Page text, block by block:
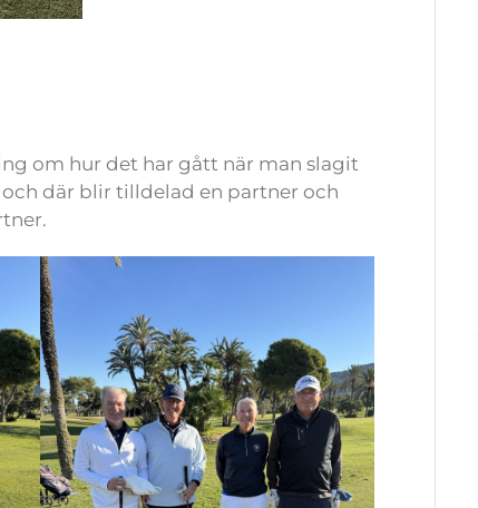
om hur det har gått när man slagit
där blir tilldelad en partner och